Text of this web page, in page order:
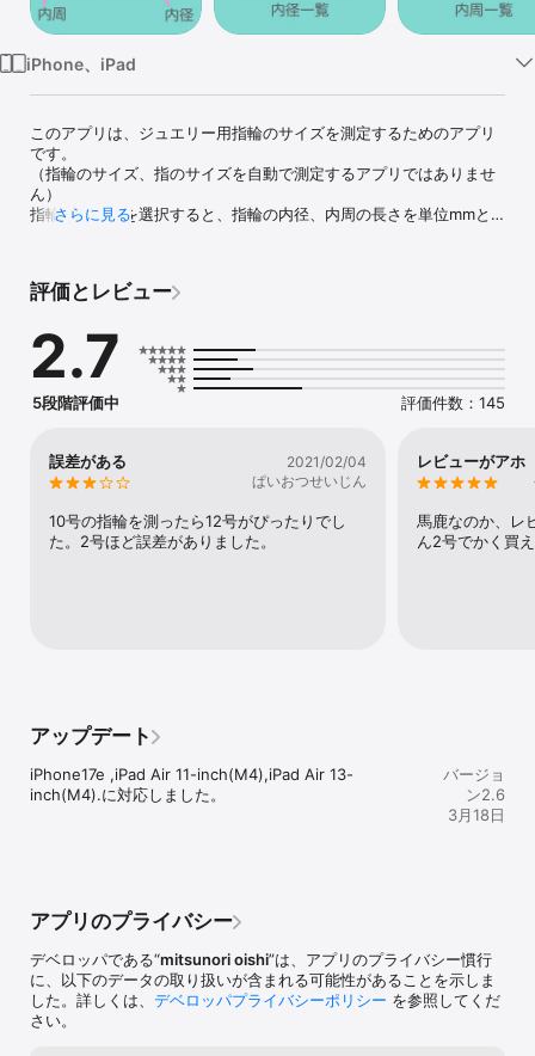
iPhone、iPad
このアプリは、ジュエリー用指輪のサイズを測定するためのアプリ
です。
（指輪のサイズ、指のサイズを自動で測定するアプリではありませ
ん）
指輪のサイズを選択すると、指輪の内径、内周の長さを単位mmと
・表示精度は、保証できません。
・PPI値は機種未確定の場合のみ設定してください。
・PPI値を設定した場合、その後校正を行ってください。
■Ringタブ
お手持ちの指輪の内径と、画面に表示される円形が一致、
もしくは画面の円形が少し大きなサイズを確認します。
・指の外周から指輪のサイズを知りたいとき。
指の外周に糸などを巻いて、その長さを確認します。
■Barタブ
・棒グラフ（指輪の内周長さ）の一覧を表示可能な範囲で表示しま
・校正
・アプリ内課金（広告非表示）
・アプリ内課金復元
さらに見る
評価とレビュー
2.7
5段階評価中 評価件数：145
誤差がある
2021/02/04
ぱいおつせいじん
10号の指輪を測ったら12号がぴったりでし
た。2号ほど誤差がありました。
レビューがアホ
馬鹿なのか、レ
ん2号でかく買
アップデート
iPhone17e ,iPad Air 11-inch(M4),iPad Air 13-
inch(M4).に対応しました。
バージョ
ン2.6
3月18日
アプリのプライバシー
デベロッパである“mitsunori oishi”は、アプリのプライバシー慣行
に、以下のデータの取り扱いが含まれる可能性があることを示しま
した。詳しくは、 デベロッパプライバシーポリシー を参照してくだ
さい。